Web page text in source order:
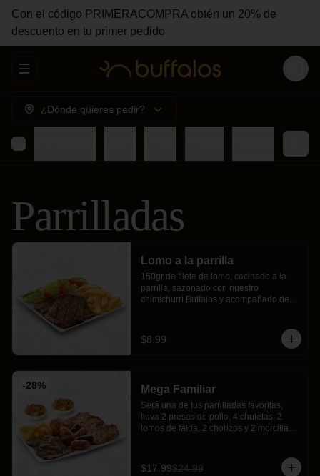
Con el código PRIMERACOMPRA obtén un 20% de
descuento en tu primer pedido
Abrir menu de navegación Login
¿Dónde quieres pedir?
Buffa Premium
Parrilladas
Lomo a la parrilla
150gr de filete de lomo, cocinado a la
parrilla, sazonado con nuestro
chimichurri Buffalos y acompañado de
$8.99
-28% Mega Familiar
Será una de tus parrilladas favoritas,
lleva 2 presas de pollo, 4 chuletas, 2
lomos de falda, 2 chorizos y 2 morcillas,
fritas.
$17.99$24.99